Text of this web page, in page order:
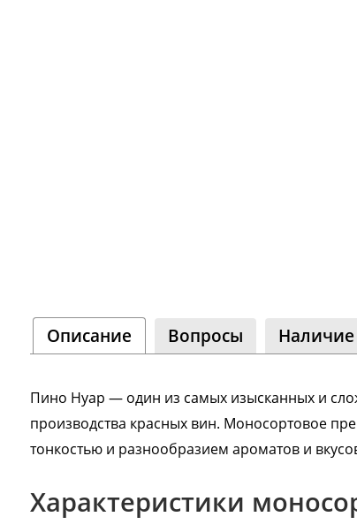
Описание Вопросы Наличие
Пино Нуар — один из самых изысканных и
производства красных вин. Моносортовое
тонкостью и разнообразием ароматов и
Характеристики